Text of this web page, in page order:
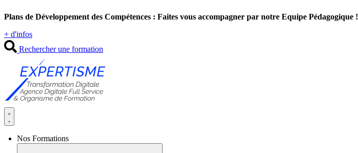
au
Plans de Développement des Compétences : Faites vous accompagner par notre Equipe Pédagogique !
+ d'infos
Rechercher une formation
Nos Formations